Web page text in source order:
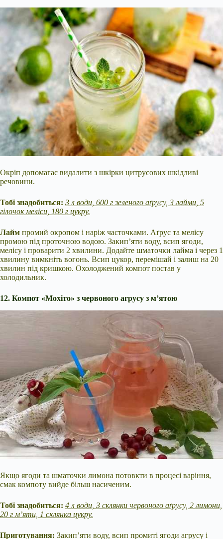
Окріп допомагає видалити з шкірки цитрусових шкідливі
речовини.
Тобі знадобиться: 3 л води, 600 г зеленого аґрусу, 3 лайми, 5
гілочок меліси, 180 г цукру.
Лайм промий окропом і наріж часточками. Аґрус та мелісу
промою під проточною водою. Закип’яти воду, всип ягоди,
мелісу і проварити 2 хвилини. Додайте шматочки лайма і через 1
хвилину вимкніть вогонь. Всип цукор, перемішай і залиш на 20
хвилин під кришкою. Охолоджений компот постав у
холодильник.
12. Компот «Мохіто» з червоного агрусу з м’ятою
Якщо ягоди та шматочки лимона потовкти в процесі варіння,
смак компоту вийде більш насиченим.
Тобі знадобиться: 4 л води, 3 склянки червоного аґрусу, 2 лимони,
20 г м’яти, 1 склянка цукру.
Приготування: Закип’яти воду, всип промиті ягоди агрусу і